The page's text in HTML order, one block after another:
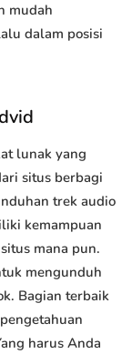
mudah
dalam posisi
lunak yang
situs berbagi
trek audio
kemampuan
mana pun.
mengunduh
Bagian terbaik
harus Anda